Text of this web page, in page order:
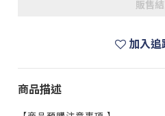
販售
加入
商品描述